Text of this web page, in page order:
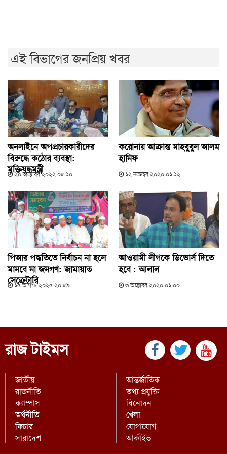
এই বিভাগের জনপ্রিয় খবর
অনলাইনে অপপ্রচারকারীদের
বিরুদ্ধে কঠোর ব্যবস্থা:
মুক্তিযুদ্ধমন্ত্রী
২০ অক্টোবর ২০২২ ০৫:১০
করোনায় আক্রান্ত মাহবুবুল আলম
হানিফ
১২ নভেম্বর ২০২০ ০১:১২
পিআর পদ্ধতিতে নির্বাচন না হলে
মানবে না জনগণ: জামায়াত
সেক্রেটারি
১৫ আগস্ট ২০২৫ ২০:৫৯
আওয়ামী লীগকে ডিভোর্স দিতে
হবে : আলাল
৩ অক্টোবর ২০২০ ০১:০০
রাজ টাইমস
জাতীয়
রাজনীতি
আন্তর্জাতিক
তথ্য প্রযুক্তি
ক্যাম্পাস
অর্থনীতি
বিনোদন
খেলা
ফিচার
সারাদেশ
যোগাযোগ
আর্কাইভ